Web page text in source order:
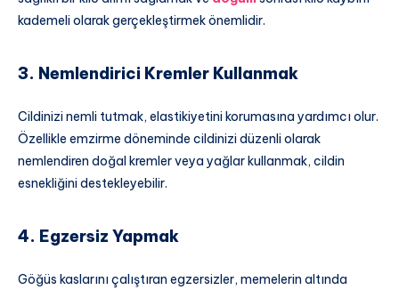
kademeli olarak gerçekleştirmek önemlidir.
3. Nemlendirici Kremler Kullanmak
Cildinizi nemli tutmak, elastikiyetini korumasına yardımcı olur.
Özellikle emzirme döneminde cildinizi düzenli olarak
nemlendiren doğal kremler veya yağlar kullanmak, cildin
esnekliğini destekleyebilir.
4. Egzersiz Yapmak
Göğüs kaslarını çalıştıran egzersizler, memelerin altında